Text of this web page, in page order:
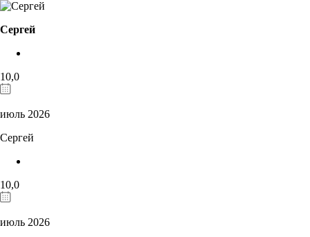
Сергей
10,0
июль 2026
Сергей
10,0
июль 2026